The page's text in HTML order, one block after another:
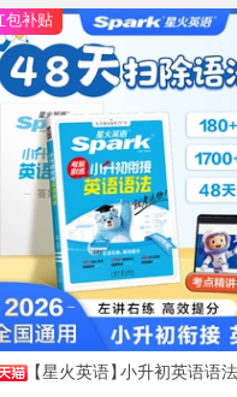
包补贴
【星火英语】小升初英语语